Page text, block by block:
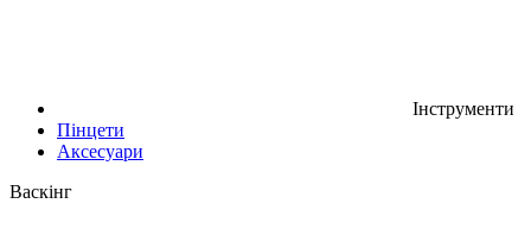
Інструменти
Пінцети
Аксесуари
Васкінг